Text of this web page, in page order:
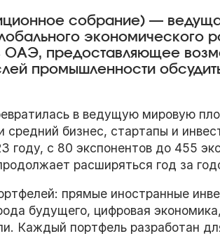
собрание) —
экономического
ОАЭ, предоставляющее
промышленности
в ведущую мировую
бизнес, стартапы и
году, с 80 экспонентов до 455
расширяться год за
прямые иностранные
будущего, цифровая
Каждый портфель разработан